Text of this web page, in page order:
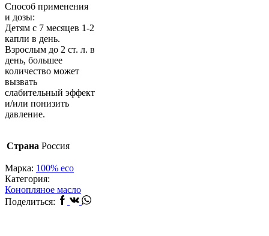
Способ применения
и дозы:
Детям с 7 месяцев 1-2
капли в день.
Взрослым до 2 ст. л. в
день, большее
количество может
вызвать
слабительный эффект
и/или понизить
давление.
Страна Россия
Марка: 100% eco
Категория:
Конопляное масло
Поделиться: Facebook
Vk Whatsapp